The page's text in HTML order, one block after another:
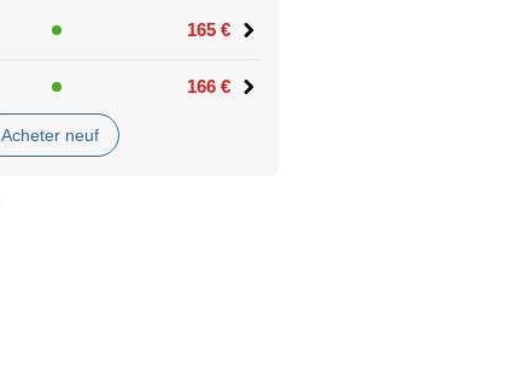
165 €
166 €
Acheter neuf